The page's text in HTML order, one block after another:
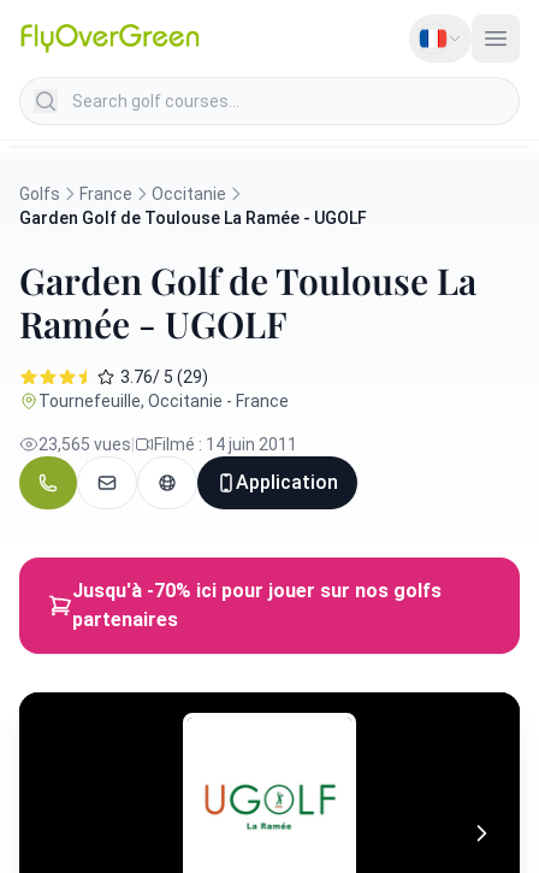
Search golf courses
Golfs France
Occitanie
Garden Golf de Toulouse La Ramée - UGOLF
Garden Golf de Toulouse La
Ramée - UGOLF
3.76/ 5 (29)
Tournefeuille, Occitanie - France
23,565 vues Filmé : 14 juin 2011
Application
Jusqu'à -70% ici pour jouer sur nos golfs
partenaires